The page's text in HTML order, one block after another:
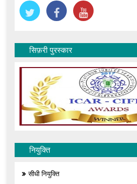
सिफ़री पुरस्कार
नियुक्ति
सीधी नियुक्ति